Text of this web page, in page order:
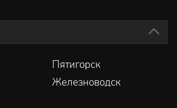
Пятигорск
Железноводск